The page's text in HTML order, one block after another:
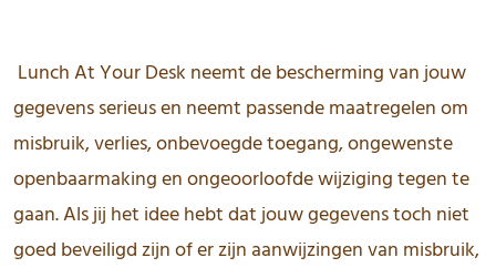
Lunch At Your Desk neemt de bescherming van jouw
gegevens serieus en neemt passende maatregelen om
misbruik, verlies, onbevoegde toegang, ongewenste
openbaarmaking en ongeoorloofde wijziging tegen te
gaan. Als jij het idee hebt dat jouw gegevens toch niet
goed beveiligd zijn of er zijn aanwijzingen van misbruik,